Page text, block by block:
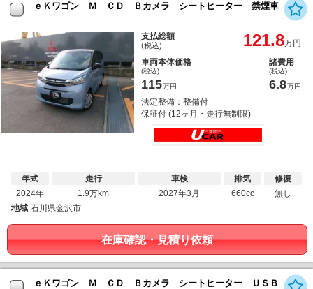
ｅＫワゴン Ｍ ＣＤ Ｂカメラ シートヒーター 禁煙車
支払総額
(税込) 121.8万円
車両本体価格
(税込)
115万円
諸費用
(税込)
6.8万円
法定整備：整備付
保証付 (12ヶ月・走行無制限)
年式
2024年
走行
1.9万km
車検
2027年3月
排気
660cc
修復
無し
地域 石川県金沢市
在庫確認・見積り依頼
ｅＫワゴン Ｍ ＣＤ Ｂカメラ シートヒーター ＵＳＢ